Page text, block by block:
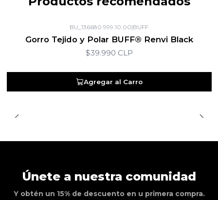
BU_136680.999.10.00|BUFF
Gorro Tejido y Polar BUFF® Renvi Black
$39.990 CLP
Agregar al Carro
Únete a nuestra comunidad
Y obtén un 15% de descuento en u primera compra.